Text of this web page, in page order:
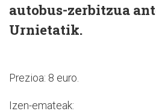
autobus-zerbitzua
Urnietatik.
Prezioa: 8 euro.
Izen-emateak: